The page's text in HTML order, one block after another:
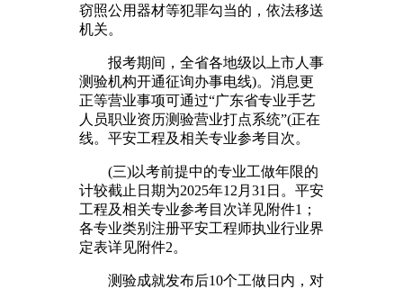
窃照公用器材等犯罪勾当的，依法移送
机关。
报考期间，全省各地级以上市人事
测验机构开通征询办事电线)。消息更
正等营业事项可通过“广东省专业手艺
人员职业资历测验营业打点系统”(正在
线。平安工程及相关专业参考目次。
(三)以考前提中的专业工做年限的
计较截止日期为2025年12月31日。平安
工程及相关专业参考目次详见附件1；
各专业类别注册平安工程师执业行业界
定表详见附件2。
测验成就发布后10个工做日内，对